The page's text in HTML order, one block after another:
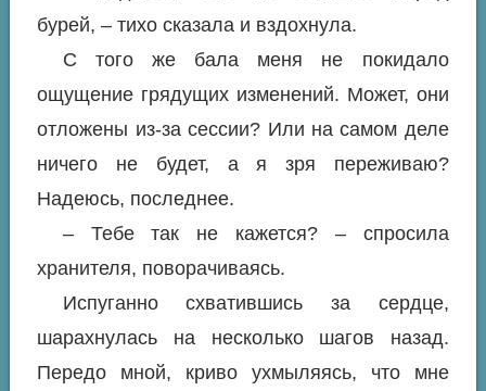
бурей, – тихо сказала и вздохнула.
С того же бала меня не покидало
ощущение грядущих изменений. Может, они
отложены из-за сессии? Или на самом деле
ничего не будет, а я зря переживаю?
Надеюсь, последнее.
– Тебе так не кажется? – спросила
хранителя, поворачиваясь.
Испуганно схватившись за сердце,
шарахнулась на несколько шагов назад.
Передо мной, криво ухмыляясь, что мне